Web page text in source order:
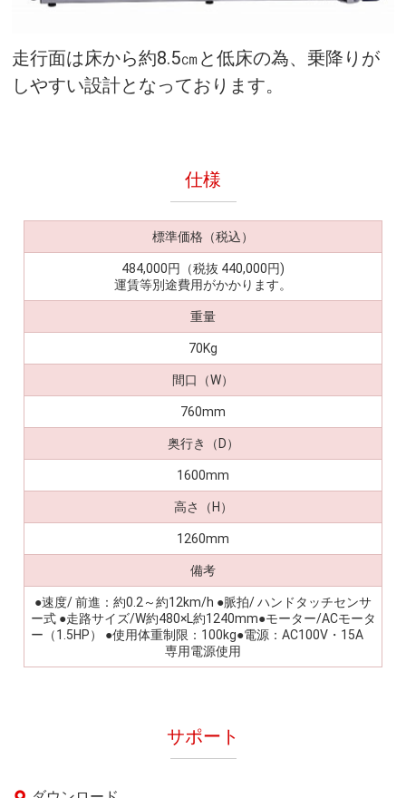
走行面は床から約8.5㎝と低床の為、乗降りが
しやすい設計となっております。
仕様
標準価格（税込）
484,000円（税抜 440,000円)
運賃等別途費用がかかります。
重量
70Kg
間口（W）
760mm
奥行き（D）
1600mm
高さ（H）
1260mm
備考
●速度/ 前進：約0.2～約12km/h ●脈拍/ ハンドタッチセンサ
ー式 ●走路サイズ/W約480×L約1240mm●モーター/ACモータ
ー（1.5HP） ●使用体重制限：100kg●電源：AC100V・15A
専用電源使用
サポート